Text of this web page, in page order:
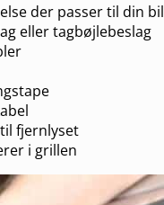
der passer til din bil
eller tagbøjlebeslag
fjernlyset
i grillen